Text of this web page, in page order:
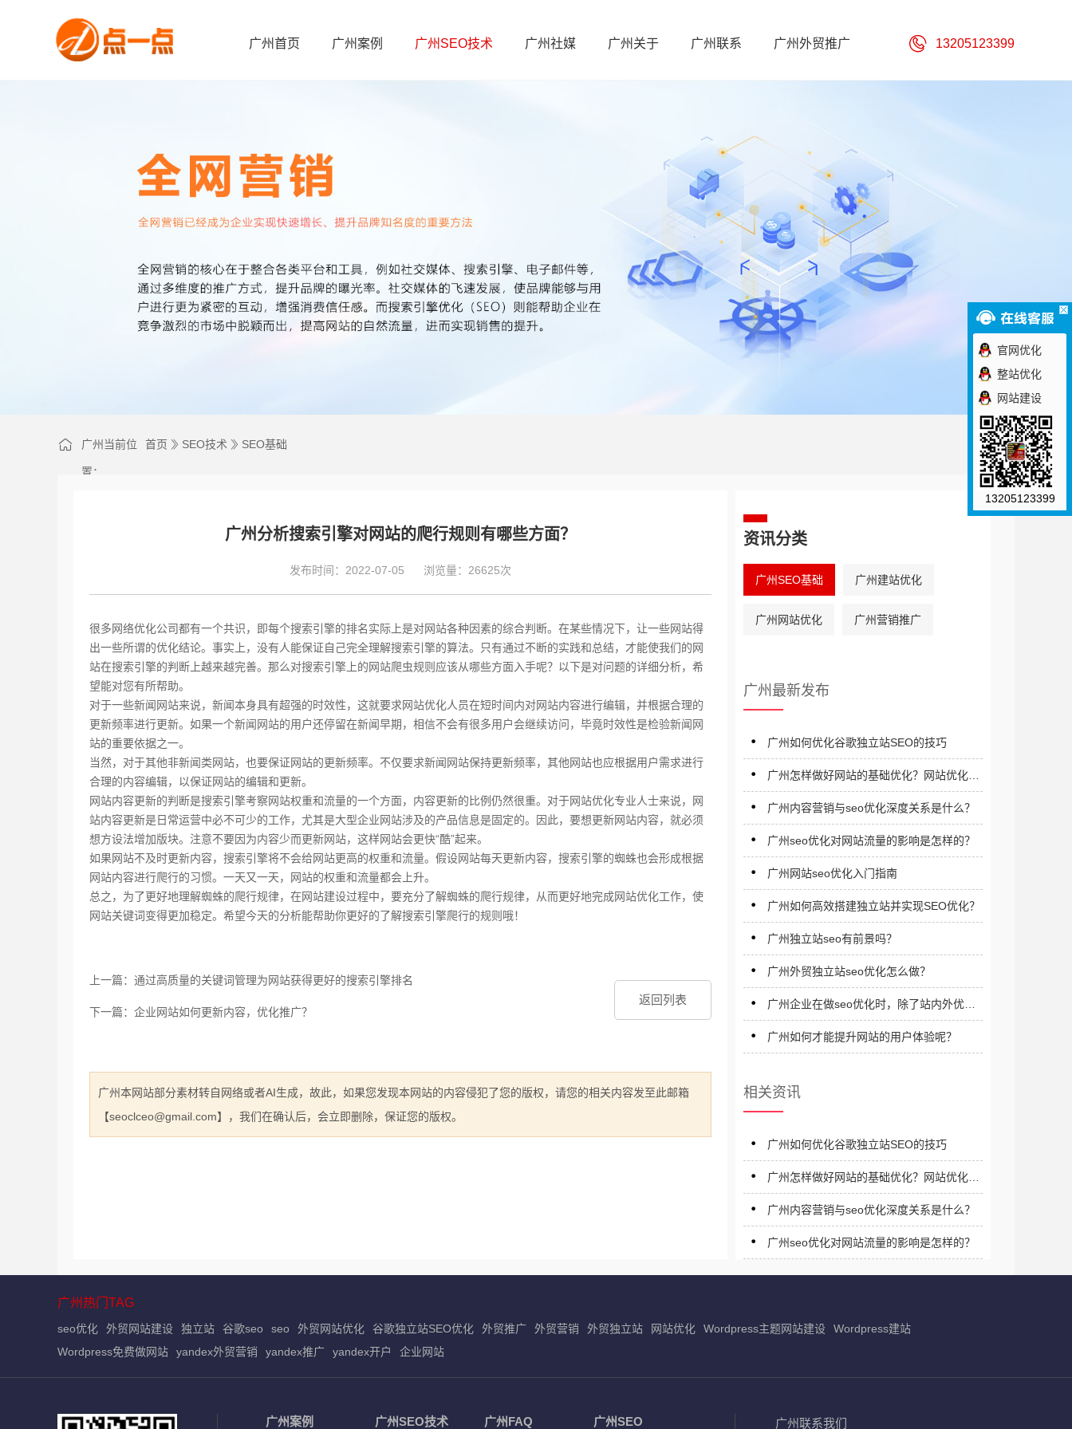
广州首页 广州案例 广州SEO技术 广州社媒 广州关于 广州联系 广州外贸推广 13205123399
广州当前位
置：
首页 SEO技术 SEO基础
广州分析搜索引擎对网站的爬行规则有哪些方面？
发布时间：2022-07-05 浏览量：26625次
很多网络优化公司都有一个共识，即每个搜索引擎的排名实际上是对网站各种因素的综合判断。在某些情况下，让一些网站得
出一些所谓的优化结论。事实上，没有人能保证自己完全理解搜索引擎的算法。只有通过不断的实践和总结，才能使我们的网
站在搜索引擎的判断上越来越完善。那么对搜索引擎上的网站爬虫规则应该从哪些方面入手呢？以下是对问题的详细分析，希
望能对您有所帮助。
对于一些新闻网站来说，新闻本身具有超强的时效性，这就要求网站优化人员在短时间内对网站内容进行编辑，并根据合理的
更新频率进行更新。如果一个新闻网站的用户还停留在新闻早期，相信不会有很多用户会继续访问，毕竟时效性是检验新闻网
站的重要依据之一。
当然，对于其他非新闻类网站，也要保证网站的更新频率。不仅要求新闻网站保持更新频率，其他网站也应根据用户需求进行
合理的内容编辑，以保证网站的编辑和更新。
网站内容更新的判断是搜索引擎考察网站权重和流量的一个方面，内容更新的比例仍然很重。对于网站优化专业人士来说，网
站内容更新是日常运营中必不可少的工作，尤其是大型企业网站涉及的产品信息是固定的。因此，要想更新网站内容，就必须
想方设法增加版块。注意不要因为内容少而更新网站，这样网站会更快“酷”起来。
如果网站不及时更新内容，搜索引擎将不会给网站更高的权重和流量。假设网站每天更新内容，搜索引擎的蜘蛛也会形成根据
网站内容进行爬行的习惯。一天又一天，网站的权重和流量都会上升。
总之，为了更好地理解蜘蛛的爬行规律，在网站建设过程中，要充分了解蜘蛛的爬行规律，从而更好地完成网站优化工作，使
网站关键词变得更加稳定。希望今天的分析能帮助你更好的了解搜索引擎爬行的规则哦！
上一篇：通过高质量的关键词管理为网站获得更好的搜索引擎排名
下一篇：企业网站如何更新内容，优化推广？
返回列表
广州本网站部分素材转自网络或者AI生成，故此，如果您发现本网站的内容侵犯了您的版权，请您的相关内容发至此邮箱
【seoclceo@gmail.com】，我们在确认后，会立即删除，保证您的版权。
资讯分类
广州SEO基础 广州建站优化
广州网站优化 广州营销推广
广州最新发布
广州如何优化谷歌独立站SEO的技巧‌
广州怎样做好网站的基础优化？网站优化应
广州内容营销与seo优化深度关系是什么？
广州seo优化对网站流量的影响是怎样的？
广州网站seo优化入门指南
广州如何高效搭建独立站并实现SEO优化？
广州独立站seo有前景吗？
广州外贸独立站seo优化怎么做？
广州企业在做seo优化时，除了站内外优化
广州如何才能提升网站的用户体验呢？
相关资讯
广州如何优化谷歌独立站SEO的技巧‌
广州怎样做好网站的基础优化？网站优化应
广州内容营销与seo优化深度关系是什么？
广州seo优化对网站流量的影响是怎样的？
广州热门TAG
seo优化 外贸网站建设 独立站 谷歌seo seo 外贸网站优化 谷歌独立站SEO优化 外贸推广 外贸营销 外贸独立站 网站优化 Wordpress主题网站建设
Wordpress建站
Wordpress免费做网站
yandex外贸营销 yandex推广 yandex开户 企业网站
广州案例 广州SEO技术 广州FAQ 广州SEO 广州联系我们
官网优化
整站优化
网站建设
13205123399